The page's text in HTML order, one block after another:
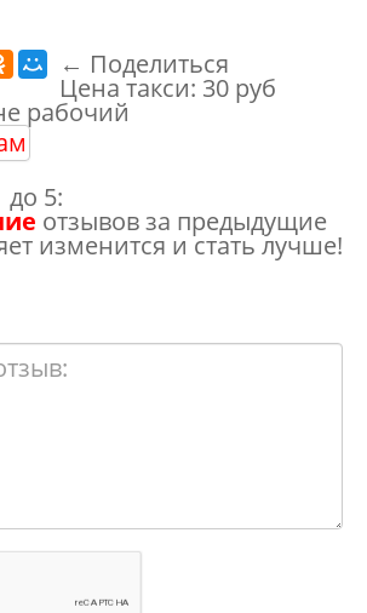
← Поделиться
Цена такси: 30 руб
рабочий
до 5:
отзывов за предыдущие
изменится и стать лучше!